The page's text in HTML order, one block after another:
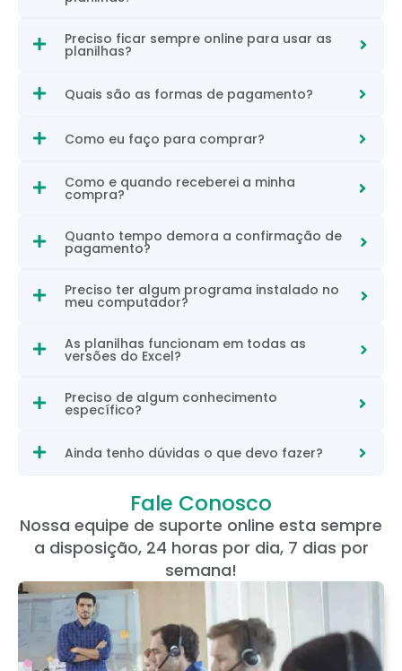
Preciso ficar sempre online para usar as
planilhas?
Quais são as formas de pagamento?
Como eu faço para comprar?
Como e quando receberei a minha
compra?
Quanto tempo demora a confirmação de
pagamento?
Preciso ter algum programa instalado no
meu computador?
As planilhas funcionam em todas as
versões do Excel?
Preciso de algum conhecimento
específico?
Ainda tenho dúvidas o que devo fazer?
Fale Conosco
Nossa equipe de suporte online esta sempre
a disposição, 24 horas por dia, 7 dias por
semana!